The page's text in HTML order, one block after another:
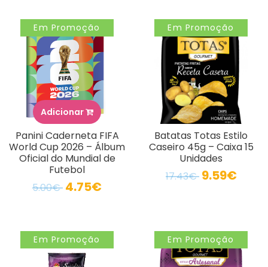
Em Promoção
Adicionar
Panini Caderneta FIFA
World Cup 2026 – Álbum
Oficial do Mundial de
Futebol
5.00€ 4.75€
Em Promoção
Batatas Totas Estilo
Caseiro 45g – Caixa 15
Unidades
17.43€ 9.59€
Em Promoção Em Promoção